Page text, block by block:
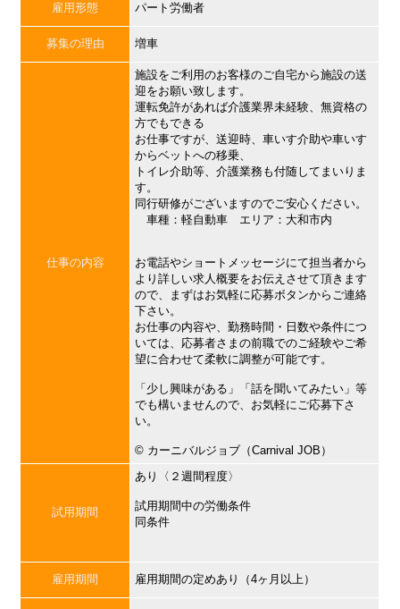
雇用形態 パート労働者
募集の理由 増車
仕事の内容
施設をご利用のお客様のご自宅から施設の送
迎をお願い致します。
運転免許があれば介護業界未経験、無資格の
方でもできる
お仕事ですが、送迎時、車いす介助や車いす
からベットへの移乗、
トイレ介助等、介護業務も付随してまいりま
す。
同行研修がございますのでご安心ください。
車種：軽自動車 エリア：大和市内
お電話やショートメッセージにて担当者から
より詳しい求人概要をお伝えさせて頂きます
ので、まずはお気軽に応募ボタンからご連絡
下さい。
お仕事の内容や、勤務時間・日数や条件につ
いては、応募者さまの前職でのご経験やご希
望に合わせて柔軟に調整が可能です。
「少し興味がある」「話を聞いてみたい」等
でも構いませんので、お気軽にご応募下さ
い。
©︎ カーニバルジョブ（Carnival JOB）
試用期間
あり〈２週間程度〉
試用期間中の労働条件
同条件
雇用期間 雇用期間の定めあり（4ヶ月以上）